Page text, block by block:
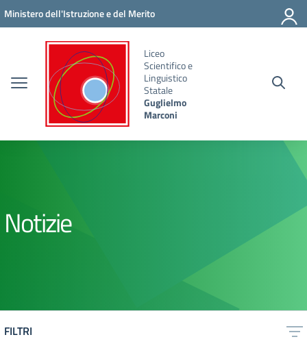
Vai ai contenuti
Vai al menu di navigazione
Vai al footer
Ministero dell'Istruzione e del Merito
Liceo
Scientifico e
Linguistico
Statale
Guglielmo
Marconi
Notizie
FILTRI